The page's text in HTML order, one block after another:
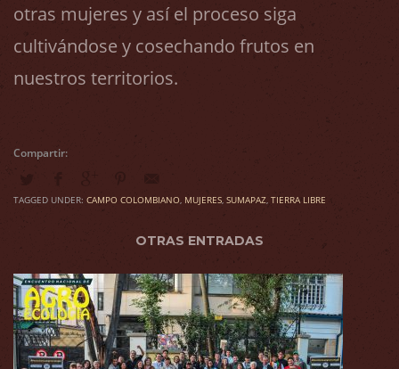
otras mujeres y así el proceso siga
cultivándose y cosechando frutos en
nuestros territorios.
TAGGED UNDER: CAMPO COLOMBIANO, MUJERES, SUMAPAZ, TIERRA LIBRE
OTRAS ENTRADAS